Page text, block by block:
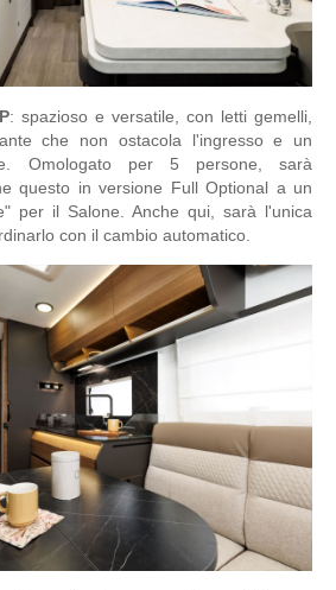
: spazioso e versatile, con letti gemelli,
che non ostacola l'ingresso e un
Omologato per 5 persone, sarà
questo in versione Full Optional a un
per il Salone. Anche qui, sarà l'unica
con il cambio automatico.